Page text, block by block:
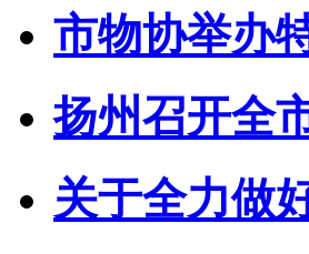
市物协举办
扬州召开全
关于全力做